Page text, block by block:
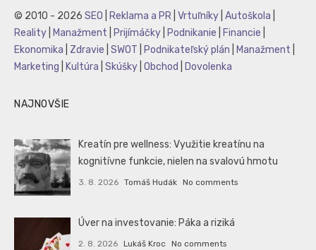
© 2010 - 2026 SEO Reklama a PR Vrtuľníky Autoškola
Reality
Manažment Prijímáčky Podnikanie Financie
Ekonomika
Zdravie SWOT Podnikateľský plán Manažment
Marketing
Kultúra Skúšky Obchod Dovolenka
NAJNOVŠIE
Kreatín pre wellness: Využitie kreatínu na
kognitívne funkcie, nielen na svalovú hmotu
3. 8. 2026 Tomáš Hudák No comments
Úver na investovanie: Páka a riziká
2. 8. 2026 Lukáš Kroc No comments